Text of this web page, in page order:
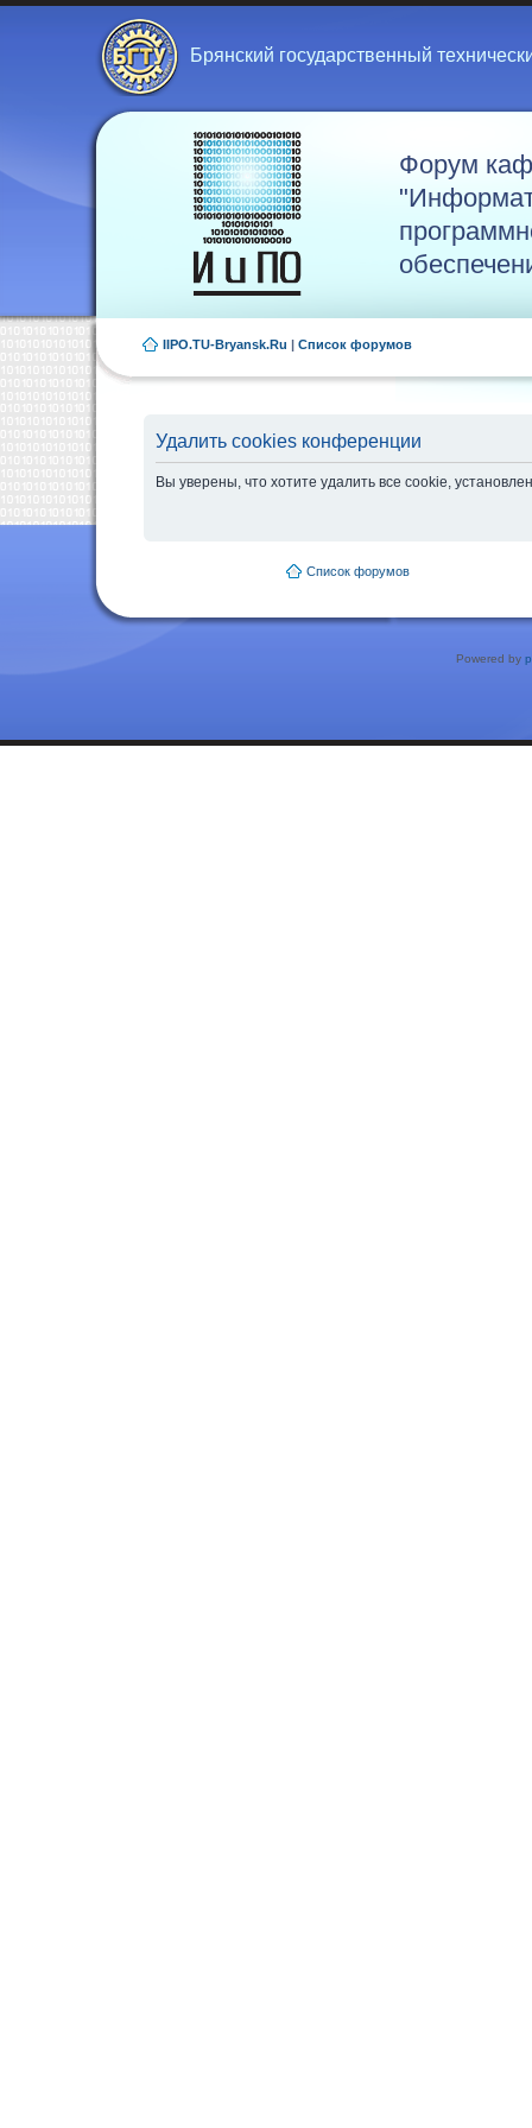
Брянский государственный
Форум
IIPO.TU-Bryansk.Ru | Список форумов
Удалить cookies конференции
Вы уверены, что хотите удалить все cookie,
Список форумов
Powered by